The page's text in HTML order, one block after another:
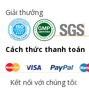
Giải thưởng
Cách thức thanh toán
Kết nối với chúng tôi: